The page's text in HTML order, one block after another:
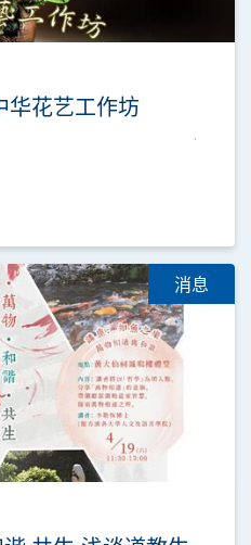
华花艺工作坊
消息